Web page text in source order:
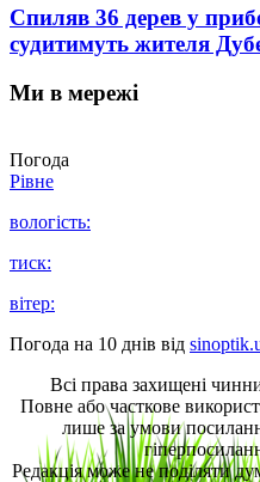
Спиляв 36 дерев у
судитимуть жителя
Ми в мережі
Погода
Рівне
вологість:
тиск:
вітер:
Погода на 10 днів від
Всі права захищені
Повне або часткове
лише за умови
Редакція може не поділяти